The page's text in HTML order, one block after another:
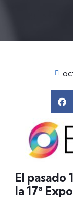
El pasado
la 17ª